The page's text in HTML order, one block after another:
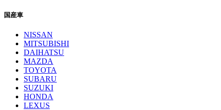
国産車
NISSAN
MITSUBISHI
DAIHATSU
MAZDA
TOYOTA
SUBARU
SUZUKI
HONDA
LEXUS